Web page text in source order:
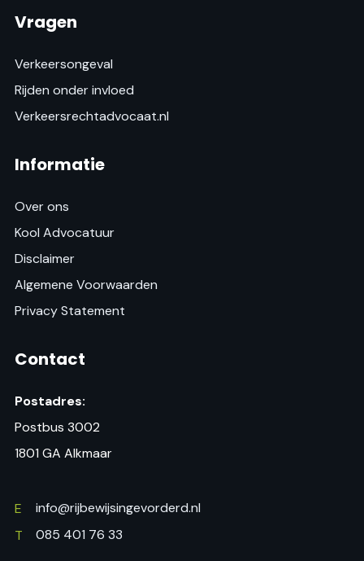
Vragen
Verkeersongeval
Rijden onder invloed
Verkeersrechtadvocaat.nl
Informatie
Over ons
Kool Advocatuur
Disclaimer
Algemene Voorwaarden
Privacy Statement
Contact
Postadres:
Postbus 3002
1801 GA Alkmaar
E
info@rijbewijsingevorderd.nl
T
085 401 76 33